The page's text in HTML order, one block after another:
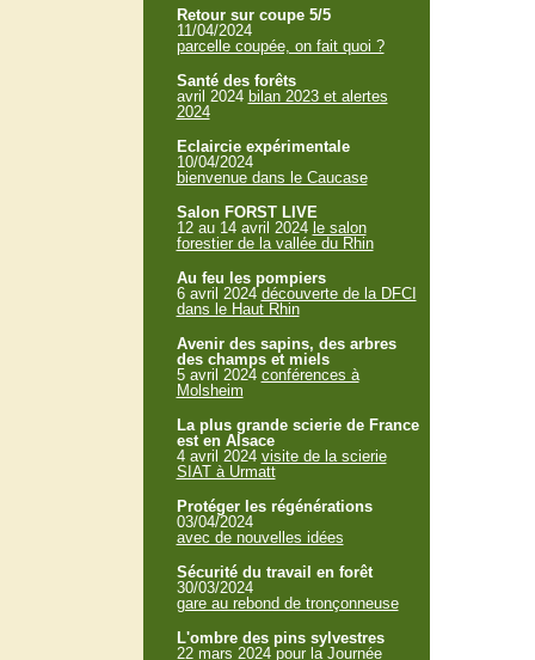
Retour sur coupe 5/5
11/04/2024
parcelle coupée, on fait quoi ?
Santé des forêts
avril 2024 bilan 2023 et alertes
2024
Eclaircie expérimentale
10/04/2024
bienvenue dans le Caucase
Salon FORST LIVE
12 au 14 avril 2024 le salon
forestier de la vallée du Rhin
Au feu les pompiers
6 avril 2024 découverte de la DFCI
dans le Haut Rhin
Avenir des sapins, des arbres
des champs et miels
5 avril 2024 conférences à
Molsheim
La plus grande scierie de France
est en Alsace
4 avril 2024 visite de la scierie
SIAT à Urmatt
Protéger les régénérations
03/04/2024
avec de nouvelles idées
Sécurité du travail en forêt
30/03/2024
gare au rebond de tronçonneuse
L'ombre des pins sylvestres
22 mars 2024 pour la Journée